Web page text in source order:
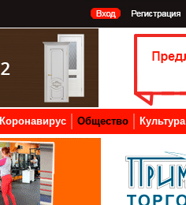
Коронавирус Общество Культура